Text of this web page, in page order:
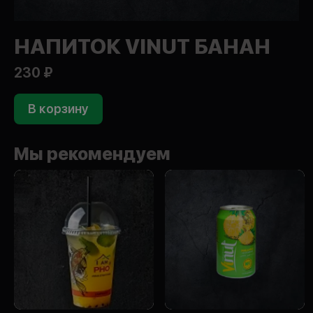
НАПИТОК VINUT БАНАН
230 ₽
В корзину
Мы рекомендуем